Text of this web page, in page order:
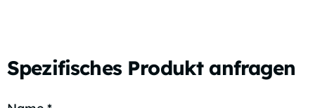
Spezifisches Produkt anfragen